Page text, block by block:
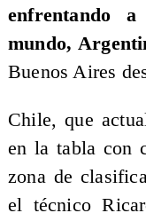
enfrentando
mundo,
Buenos Aires
Chile, que
en la tabla con
zona de
el técnico